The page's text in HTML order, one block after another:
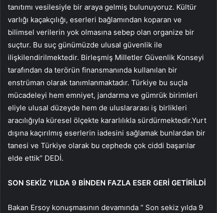
tanıtımı vesilesiyle bir araya gelmiş bulunuyoruz. Kültür
varlığı kaçakçılığı, eserleri bağlamından koparan ve
bilimsel verilerin yok olmasına sebep olan organize bir
suçtur. Bu suç günümüzde ulusal güvenlik ile
ilişkilendirilmektedir. Birleşmiş Milletler Güvenlik Konseyi
tarafından da terörün finansmanında kullanılan bir
enstrüman olarak tanımlanmaktadır. Türkiye bu suçla
mücadeleyi hem emniyet, jandarma ve gümrük birimleri
eliyle ulusal düzeyde hem de uluslararası iş birlikleri
aracılığıyla küresel ölçekte kararlılıkla sürdürmektedir.Yurt
dışına kaçırılmış eserlerin iadesini sağlamak bunlardan bir
tanesi ve Türkiye olarak bu cephede çok ciddi başarılar
elde ettik” DEDİ.
SON SEKİZ YILDA 9 BİNDEN FAZLA ESER GERİ GETİRİLDİ
Bakan Ersoy konuşmasının devamında “ Son sekiz yılda 9